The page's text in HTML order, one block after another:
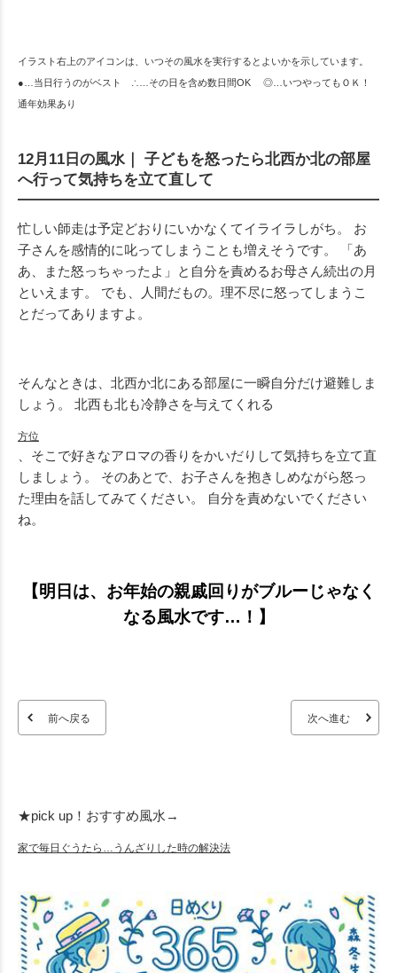
イラスト右上のアイコンは、いつその風水を実行するとよいかを示しています。
●…当日行うのがベスト ∴…その日を含め数日間OK ◎…いつやってもＯＫ！
通年効果あり
12月11日の風水｜ 子どもを怒ったら北西か北の部屋
へ行って気持ちを立て直して
忙しい師走は予定どおりにいかなくてイライラしがち。 お
子さんを感情的に叱ってしまうことも増えそうです。 「あ
あ、また怒っちゃったよ」と自分を責めるお母さん続出の月
といえます。 でも、人間だもの。理不尽に怒ってしまうこ
とだってありますよ。
そんなときは、北西か北にある部屋に一瞬自分だけ避難しま
しょう。 北西も北も冷静さを与えてくれる
方位
、そこで好きなアロマの香りをかいだりして気持ちを立て直
しましょう。 そのあとで、お子さんを抱きしめながら怒っ
た理由を話してみてください。 自分を責めないでください
ね。
【明日は、お年始の親戚回りがブルーじゃなく
なる風水です…！】
前へ戻る 次へ進む
★pick up！おすすめ風水→
家で毎日ぐうたら…うんざりした時の解決法